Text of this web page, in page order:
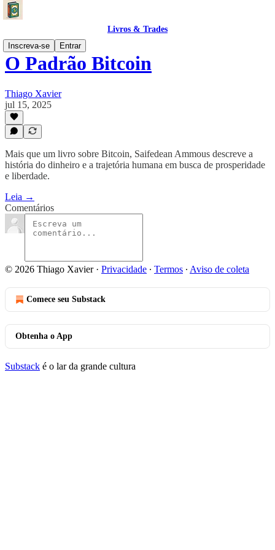
Livros & Trades
Inscreva-se
Entrar
O Padrão Bitcoin
Thiago Xavier
jul 15, 2025
Mais que um livro sobre Bitcoin, Saifedean Ammous descreve a
história do dinheiro e a trajetória humana em busca de prosperidade
e liberdade.
Leia →
Comentários
© 2026 Thiago Xavier· Privacidade ∙ Termos ∙ Aviso de coleta
Comece seu Substack
Obtenha o App
Substack é o lar da grande cultura